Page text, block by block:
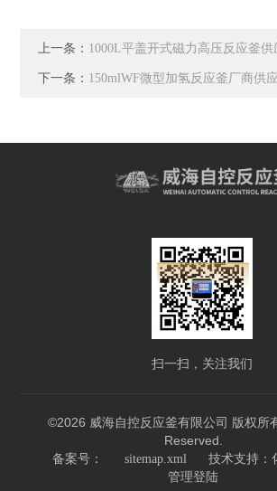
上一条： 1000L平盖开式磁力高压反应釜供
下一条： 150mlWF微型加氢反应釜厂商供应
扫一扫，关注我们
©2026 威海自控反应釜有限公司 版权所
Reserved.
备案号： sitemap.xml 技术支持：
管理登陆